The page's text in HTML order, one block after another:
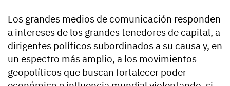
Los grandes medios de comunicación responden
a intereses de los grandes tenedores de capital, a
dirigentes políticos subordinados a su causa y, en
un espectro más amplio, a los movimientos
geopolíticos que buscan fortalecer poder